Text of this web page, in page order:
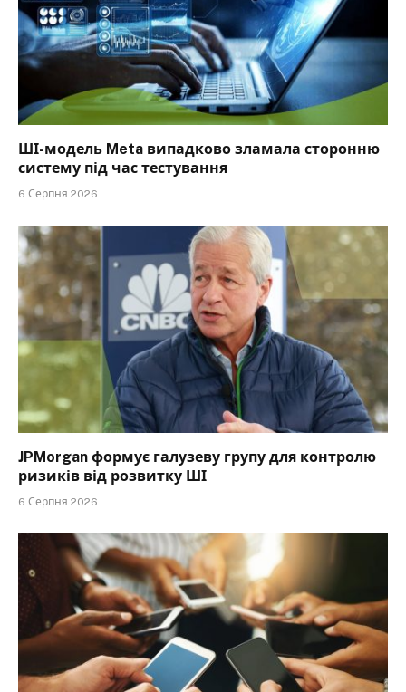
ШІ-модель Meta випадково зламала сторонню
систему під час тестування
6 Серпня 2026
JPMorgan формує галузеву групу для контролю
ризиків від розвитку ШІ
6 Серпня 2026